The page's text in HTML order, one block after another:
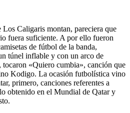
Los Caligaris montan, pareciera que
fuera suficiente. A por ello fueron
de fútbol de la banda,
túnel inflable y con un arco de
«Quiero cumbia», canción que
Kodigo. La ocasión futbolística vino
primero, canciones referentes a
obtenido en el Mundial de Qatar y